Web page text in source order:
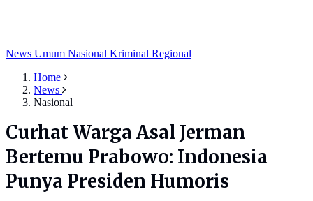
News Umum Nasional Kriminal Regional
Home
News
Nasional
Curhat Warga Asal Jerman
Bertemu Prabowo: Indonesia
Punya Presiden Humoris